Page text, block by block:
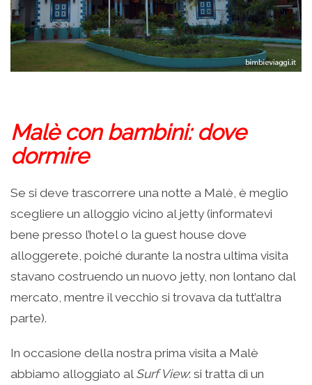
Malè con bambini: dove
dormire
Se si deve trascorrere una notte a Malè, è meglio
scegliere un alloggio vicino al jetty (informatevi
bene presso l’hotel o la guest house dove
alloggerete, poiché durante la nostra ultima visita
stavano costruendo un nuovo jetty, non lontano dal
mercato, mentre il vecchio si trovava da tutt’altra
parte).
In occasione della nostra prima visita a Malè
abbiamo alloggiato al Surf View: si tratta di un